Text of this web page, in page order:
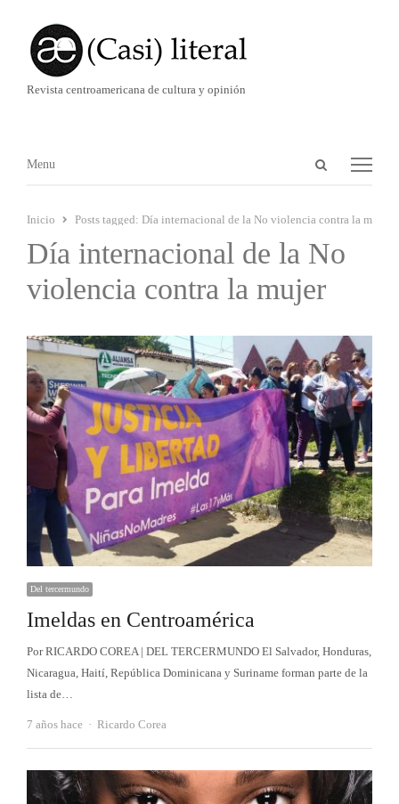
Revista centroamericana de cultura y opinión
Abrir
búsqueda
Menú
Menu
Inicio Posts tagged: Día internacional de la No violencia contra la mujer
Día internacional de la No
violencia contra la mujer
Del tercermundo
Imeldas en Centroamérica
Por RICARDO COREA | DEL TERCERMUNDO El Salvador, Honduras,
Nicaragua, Haití, República Dominicana y Suriname forman parte de la
lista de…
7 años hace Autor
Ricardo Corea